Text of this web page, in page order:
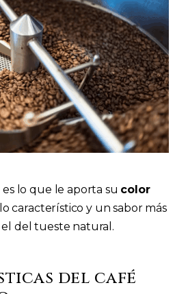
lo que le aporta su color
característico y un sabor más
del tueste natural.
del café